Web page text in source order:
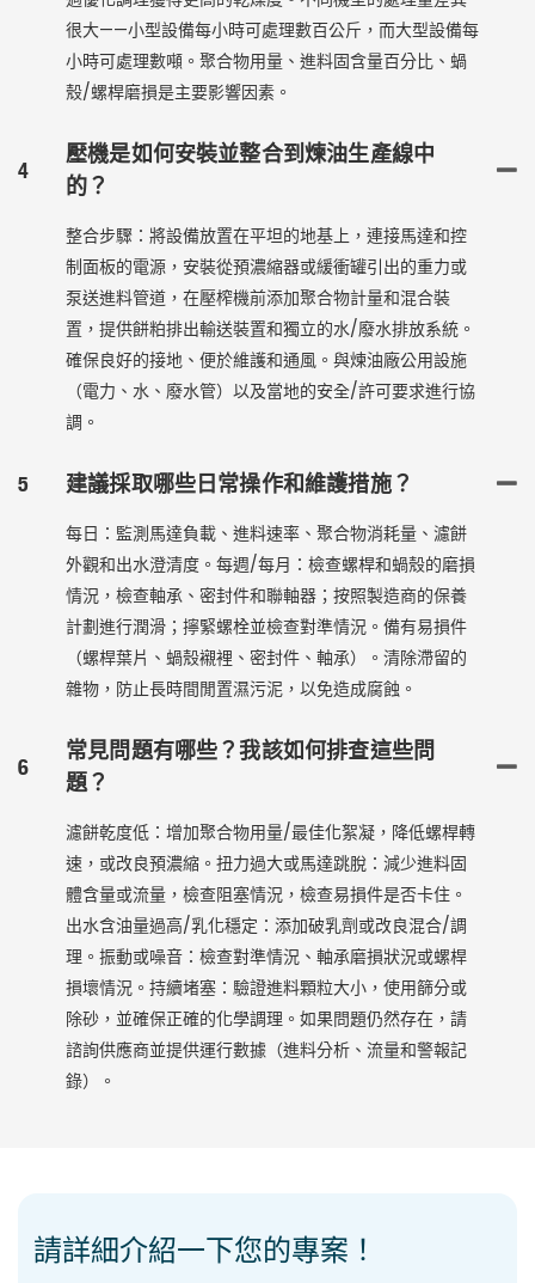
很大——小型設備每小時可處理數百公斤，而大型設備每
小時可處理數噸。聚合物用量、進料固含量百分比、蝸
殼/螺桿磨損是主要影響因素。
4
壓機是如何安裝並整合到煉油生產線中
的？
整合步驟：將設備放置在平坦的地基上，連接馬達和控
制面板的電源，安裝從預濃縮器或緩衝罐引出的重力或
泵送進料管道，在壓榨機前添加聚合物計量和混合裝
置，提供餅粕排出輸送裝置和獨立的水/廢水排放系統。
確保良好的接地、便於維護和通風。與煉油廠公用設施
（電力、水、廢水管）以及當地的安全/許可要求進行協
調。
5 建議採取哪些日常操作和維護措施？
每日：監測馬達負載、進料速率、聚合物消耗量、濾餅
外觀和出水澄清度。每週/每月：檢查螺桿和蝸殼的磨損
情況，檢查軸承、密封件和聯軸器；按照製造商的保養
計劃進行潤滑；擰緊螺栓並檢查對準情況。備有易損件
（螺桿葉片、蝸殼襯裡、密封件、軸承）。清除滯留的
雜物，防止長時間閒置濕污泥，以免造成腐蝕。
6
常見問題有哪些？我該如何排查這些問
題？
濾餅乾度低：增加聚合物用量/最佳化絮凝，降低螺桿轉
速，或改良預濃縮。扭力過大或馬達跳脫：減少進料固
體含量或流量，檢查阻塞情況，檢查易損件是否卡住。
出水含油量過高/乳化穩定：添加破乳劑或改良混合/調
理。振動或噪音：檢查對準情況、軸承磨損狀況或螺桿
損壞情況。持續堵塞：驗證進料顆粒大小，使用篩分或
除砂，並確保正確的化學調理。如果問題仍然存在，請
諮詢供應商並提供運行數據（進料分析、流量和警報記
錄）。
請詳細介紹一下您的專案！